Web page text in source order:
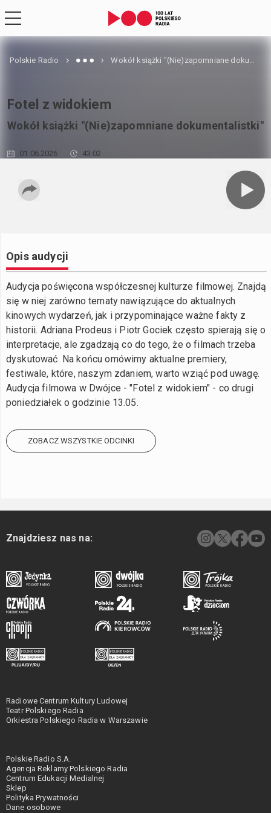
Polskie Radio Wokół książki "(Nie)zapomniane dokumentalistki"
Fotel z widokiem
Wokół książki "(Nie)zapomniane dokumentalistki"
01.06.2026 43:02
Opis audycji
Audycja poświęcona współczesnej kulturze filmowej. Znajdą
się w niej zarówno tematy nawiązujące do aktualnych
kinowych wydarzeń, jak i przypominające ważne fakty z
historii. Adriana Prodeus i Piotr Gociek często spierają się o
interpretacje, ale zgadzają co do tego, że o filmach trzeba
dyskutować. Na końcu omówimy aktualne premiery,
festiwale, które, naszym zdaniem, warto wziąć pod uwagę.
Audycja filmowa w Dwójce - "Fotel z widokiem" - co drugi
poniedziałek o godzinie 13.05.
ZOBACZ WSZYSTKIE ODCINKI
Znajdziesz nas na:
Radiowe Centrum Kultury Ludowej
Teatr Polskiego Radia
Orkiestra Polskiego Radia w Warszawie
Polskie Radio S.A.
Agencja Reklamy Polskiego Radia
Centrum Edukacji Medialnej
Sklep
Polityka Prywatności
Dane osobowe